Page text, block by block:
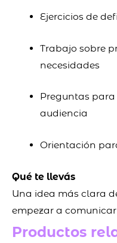
Ejercicios de
Trabajo sobre
necesidades
Preguntas
audiencia
Orientación
Qué te llevás
Una idea más clara
empezar a
Productos